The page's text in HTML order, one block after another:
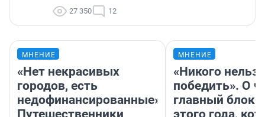
27 350 12
МНЕНИЕ
«Нет некрасивых
городов, есть
недофинансированные».
Путешественники
МНЕНИЕ
«Никого нельзя
победить». О
главный
этого года,